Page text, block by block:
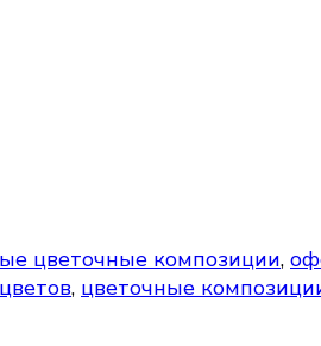
цветочные композиции,
, цветочные